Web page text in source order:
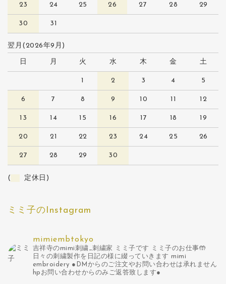
23 24 25 26 27 28 29
30 31
翌月(2026年9月)
日 月 火 水 木 金 土
1 2 3 4 5
6 7 8 9 10 11 12
13 14 15 16 17 18 19
20 21 22 23 24 25 26
27 28 29 30
( 定休日)
ミミ子のInstagram
mimiembtokyo
吉祥寺のmimi刺繍_刺繍家 ミミ子です
ミミ子のお仕事🤲
日々の刺繍製作を日記の様に綴っていきます mimi
embroidery ●DMからのご注文やお問い合わせは承れません
hpお問い合わせからのみご返答致します●